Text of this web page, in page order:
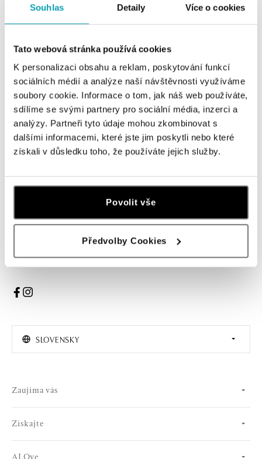
Souhlas Detaily Více o cookies
Tato webová stránka používá cookies
K personalizaci obsahu a reklam, poskytování funkcí
sociálních médií a analýze naší návštěvnosti využíváme
soubory cookie. Informace o tom, jak náš web používáte,
sdílíme se svými partnery pro sociální média, inzerci a
analýzy. Partneři tyto údaje mohou zkombinovat s
dalšími informacemi, které jste jim poskytli nebo které
získali v důsledku toho, že používáte jejich služby.
Povolit vše
Předvolby Cookies
Prihlásenie k odberu newslettera
Objavte najnovšie kolekcie, novinky a exkluzívne uvedenia na
PRIHLÁSENIE
Súhlasím s odberom newslettera
SLOVENSKY
Zaujíma vás
Získajte
ALOve